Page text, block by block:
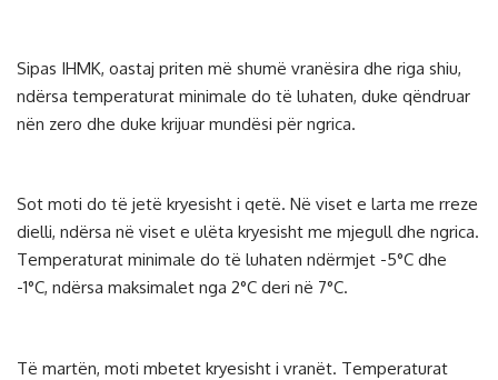
Sipas IHMK, oastaj priten më shumë vranësira dhe riga shiu,
ndërsa temperaturat minimale do të luhaten, duke qëndruar
nën zero dhe duke krijuar mundësi për ngrica.
Sot moti do të jetë kryesisht i qetë. Në viset e larta me rreze
dielli, ndërsa në viset e ulëta kryesisht me mjegull dhe ngrica.
Temperaturat minimale do të luhaten ndërmjet -5°C dhe
-1°C, ndërsa maksimalet nga 2°C deri në 7°C.
Të martën, moti mbetet kryesisht i vranët. Temperaturat